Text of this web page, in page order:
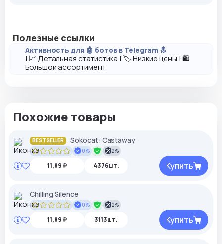
Полезные ссылки
Активность для 🤖 ботов в Telegram 🔝
| 📈 Детальная статистика | 🏷️ Низкие цены | 🛍️
Большой ассортимент
Похожие товары
BESTSELLER Sokocat: Castaway
0% 2%
11,89 ₽ 4376шт. Купить
Chilling Silence
0% 2%
11,89 ₽ 3113шт. Купить